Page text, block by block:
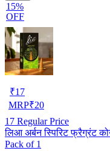
15%
OFF
₹17
MRP₹20
17 Regular Price
लिआ अर्बन स्पिरिट फ्रैग्रंट
Pack of 1